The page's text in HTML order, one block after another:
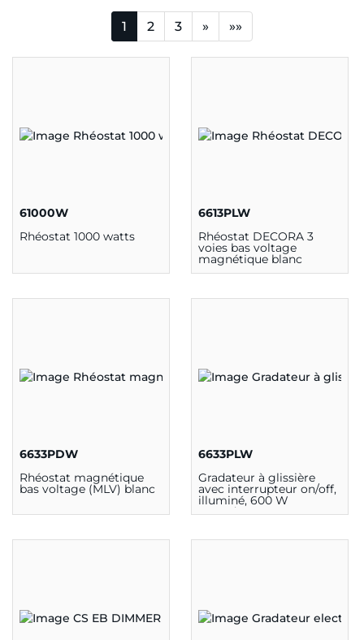
1 2 3 » »»
61000W
Rhéostat 1000 watts
6613PLW
Rhéostat DECORA 3
voies bas voltage
magnétique blanc
6633PDW
Rhéostat magnétique
bas voltage (MLV) blanc
6633PLW
Gradateur à glissière
avec interrupteur on/off,
illuminé, 600 W
Incandescent, 120V, 3